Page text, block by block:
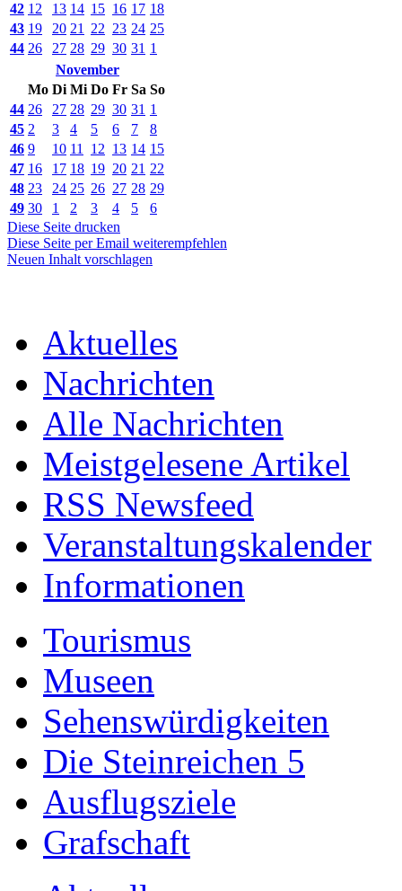
42 12 13 14 15 16 17 18
43 19 20 21 22 23 24 25
44 26 27 28 29 30 31 1
November
Mo Di Mi Do Fr Sa So
44 26 27 28 29 30 31 1
45 2 3 4 5 6 7
8
46 9 10 11 12 13 14 15
47 16 17 18 19 20 21 22
48 23 24 25 26 27 28 29
49 30 1 2 3 4 5
6
Diese Seite drucken
Diese Seite per Email weiterempfehlen
Neuen Inhalt vorschlagen
Aktuelles
Nachrichten
Alle Nachrichten
Meistgelesene Artikel
RSS Newsfeed
Veranstaltungskalender
Informationen
Tourismus
Museen
Sehenswürdigkeiten
Die Steinreichen 5
Ausflugsziele
Grafschaft